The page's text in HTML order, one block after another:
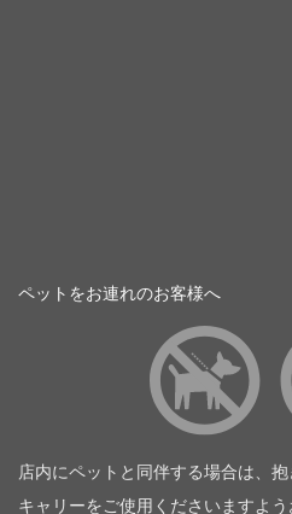
ペットをお連れのお客様へ
店内にペットと同伴する場合は、
キャリーをご使用くださいますよう